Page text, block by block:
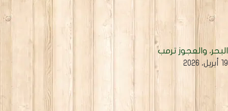
والعجوز ترمب
2026